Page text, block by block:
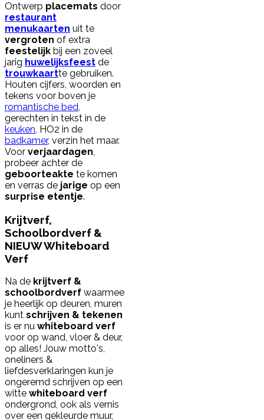
Ontwerp placemats door
restaurant
menukaarten uit te
vergroten of extra
feestelijk bij een zoveel
jarig huwelijksfeest de
trouwkaartte gebruiken.
Houten cijfers, woorden en
tekens voor boven je
romantische bed,
gerechten in tekst in de
keuken, HO2 in de
badkamer, verzin het maar.
Voor verjaardagen,
probeer achter de
geboorteakte te komen
en verras de jarige op een
surprise etentje.
Krijtverf,
Schoolbordverf &
NIEUW Whiteboard
Verf
Na de krijtverf &
schoolbordverf waarmee
je heerlijk op deuren, muren
kunt schrijven & tekenen
is er nu whiteboard verf
voor op wand, vloer & deur,
op alles! Jouw motto's,
oneliners &
liefdesverklaringen kun je
ongeremd schrijven op een
witte whiteboard verf
ondergrond, ook als vernis
over een gekleurde muur,